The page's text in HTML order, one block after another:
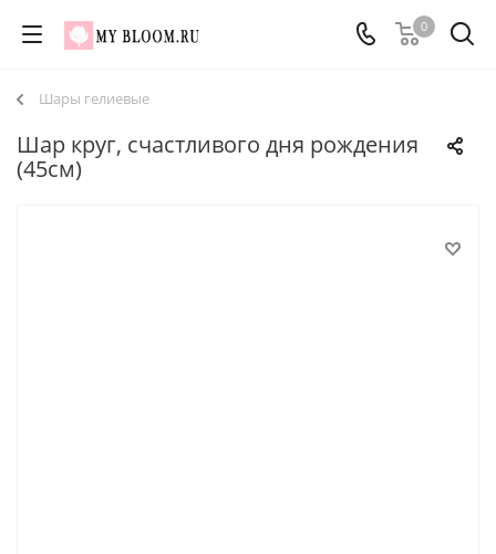
0
Шары гелиевые
Шар круг, счастливого дня рождения
(45см)